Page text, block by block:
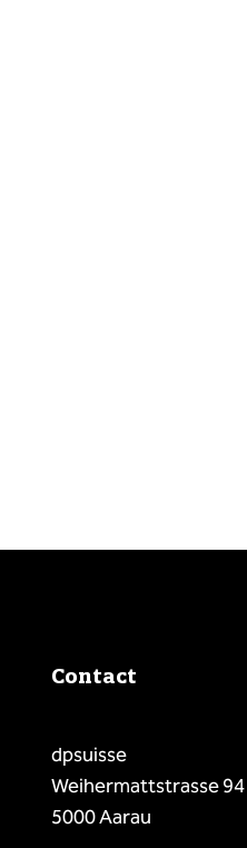
Contact
dpsuisse
Weihermattstrasse 94
5000 Aarau